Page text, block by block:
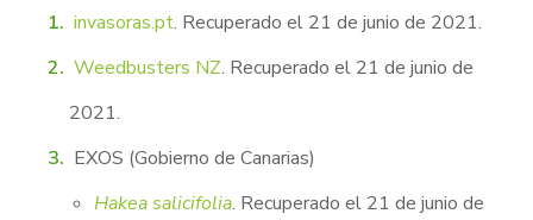
invasoras.pt. Recuperado el 21 de junio de 2021.
Weedbusters NZ. Recuperado el 21 de junio de
2021.
EXOS (Gobierno de Canarias)
Hakea salicifolia. Recuperado el 21 de junio de